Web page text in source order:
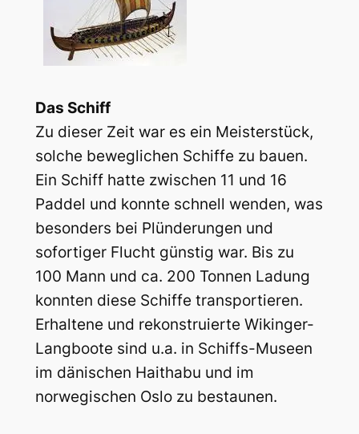
Das Schiff
Zu dieser Zeit war es ein Meisterstück,
solche beweglichen Schiffe zu bauen.
Ein Schiff hatte zwischen 11 und 16
Paddel und konnte schnell wenden, was
besonders bei Plünderungen und
sofortiger Flucht günstig war. Bis zu
100 Mann und ca. 200 Tonnen Ladung
konnten diese Schiffe transportieren.
Erhaltene und rekonstruierte Wikinger-
Langboote sind u.a. in Schiffs-Museen
im dänischen Haithabu und im
norwegischen Oslo zu bestaunen.